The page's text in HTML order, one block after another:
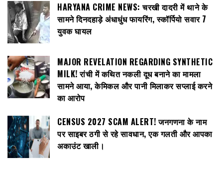
HARYANA CRIME NEWS: चरखी दादरी में थाने के
सामने दिनदहाड़े अंधाधुंध फायरिंग, स्कॉर्पियो सवार 7
युवक घायल
MAJOR REVELATION REGARDING SYNTHETIC
MILK! रांची में कथित नकली दूध बनाने का मामला
सामने आया, केमिकल और पानी मिलाकर सप्लाई करने
का आरोप
CENSUS 2027 SCAM ALERT! जनगणना के नाम
पर साइबर ठगी से रहे सावधान, एक गलती और आपका
अकाउंट खाली।